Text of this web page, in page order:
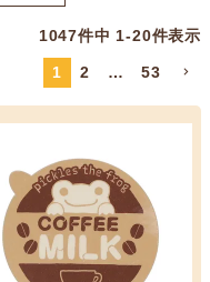
1047件中 1-20件表示
1 2 … 53